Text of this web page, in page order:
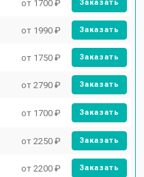
от 1700 ₽ Заказать
от 1990 ₽ Заказать
от 1750 ₽ Заказать
от 2790 ₽ Заказать
от 1700 ₽ Заказать
от 2250 ₽ Заказать
от 2200 ₽ Заказать